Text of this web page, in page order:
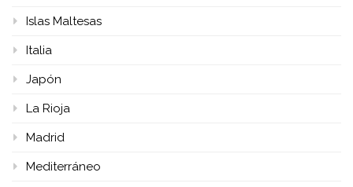
Islas Maltesas
Italia
Japón
La Rioja
Madrid
Mediterráneo